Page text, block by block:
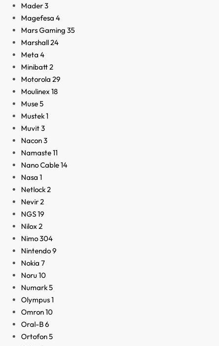
Mader3
Magefesa 4
Mars Gaming 35
Marshall24
Meta 4
Minibatt2
Motorola 29
Moulinex 18
Muse5
Mustek1
Muvit3
Nacon3
Namaste11
Nano Cable14
Nasa 1
Netlock2
Nevir2
NGS19
Nilox 2
Nimo304
Nintendo9
Nokia 7
Noru 10
Numark5
Olympus1
Omron10
Oral-B6
Ortofon5